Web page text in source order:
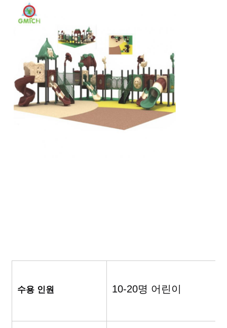
큰 물 슬라이드
워터파크 장비
로프 클라이밍 놀이터
목재 놀이터 장비
수용 인원 10-20명 어린이